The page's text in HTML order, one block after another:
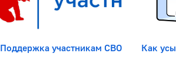
Поддержка участникам СВО Как